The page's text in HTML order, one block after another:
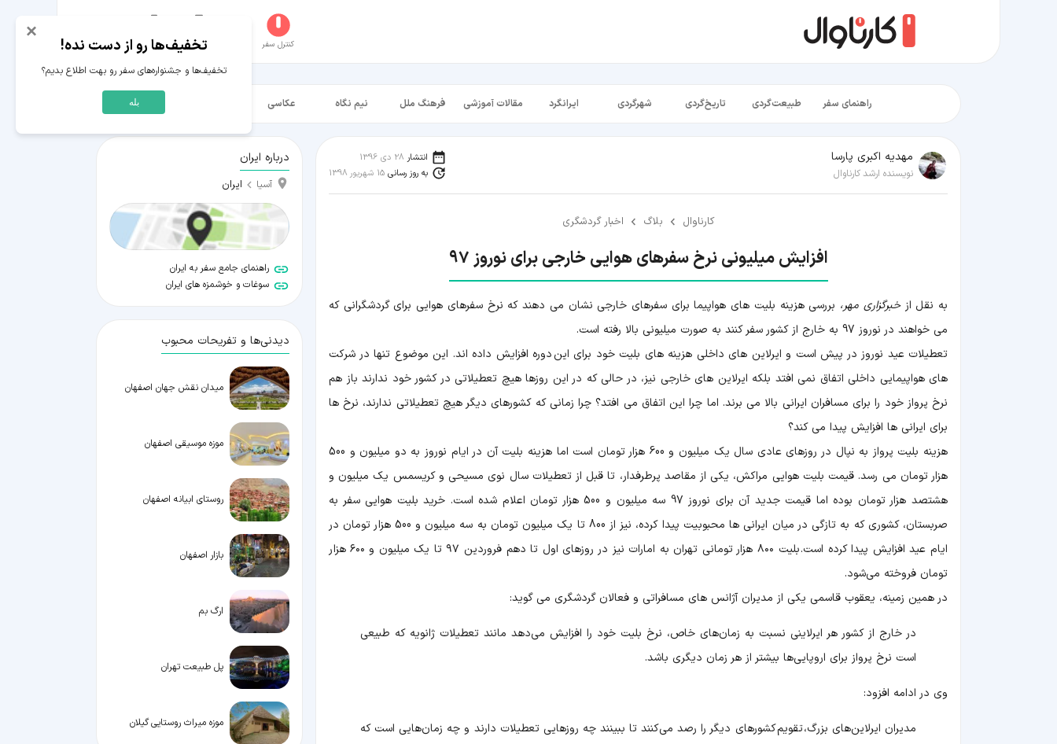
کنترل سفر عکاسخانه سفر‌های من حساب کاربری
راهنمای سفر طبیعت‌گردی تاریخ‌گردی شهرگردی ایرانگرد مقالات آموزشی فرهنگ ملل نیم نگاه عکاسی
مهدیه اکبری پارسا
نویسنده ارشد کارناوال
انتشار 28 دی 1396
به روز رسانی 15 شهریور 1398
کارناوال بلاگ اخبار گردشگری
افزایش میلیونی نرخ سفرهای هوایی خارجی برای نوروز ۹۷
به نقل ازخبرگزاری مهر، بررسی هزینه بلیت های هواپیما برای سفرهای خارجی نشان می دهند که نرخ سفرهای هوایی برای گردشگرانی که
می خواهند در نوروز 97 به خارج از کشور سفر کنند به صورت میلیونی بالا رفته است.
تعطیلات عید نوروز در پیش است و ایرلاین های داخلی هزینه های بلیت خود برای این دوره افزایش داده اند. این موضوع تنها در شرکت
های هواپیمایی داخلی اتفاق نمی افتد بلکه ایرلاین های خارجی نیز، در حالی که در این روزها هیچ تعطیلاتی در کشور خود ندارند باز هم
نرخ پرواز خود را برای مسافران ایرانی بالا می برند. اما چرا این اتفاق می افتد؟ چرا زمانی که کشورهای دیگر هیچ تعطیلاتی ندارند، نرخ ها
برای ایرانی ها افزایش پیدا می کند؟
هزینه بلیت پرواز به نپال در روزهای عادی سال یک میلیون و 600 هزار تومان است اما هزینه بلیت آن در ایام نوروز به دو میلیون و 500
هزار تومان می رسد. قیمت بلیت هوایی مراکش، یکی از مقاصد پرطرفدار، تا قبل از تعطیلات سال نوی مسیحی و کریسمس یک میلیون و
هشتصد هزار تومان بوده اما قیمت جدید آن برای نوروز 97 سه میلیون و 500 هزار تومان اعلام شده است. خرید بلیت هوایی سفر به
صربستان،‌ کشوری که به تازگی در میان ایرانی ها محبوبیت پیدا کرده، نیز از 800 تا یک میلیون تومان به سه میلیون و 500 هزار تومان در
ایام عید افزایش پیدا کرده است. بلیت ۸۰۰ هزار تومانی تهران به امارات نیز در روزهای اول تا دهم فروردین ۹۷ تا یک میلیون و ۶۰۰ هزار
تومان فروخته می‌شود.
در همین زمینه،‌ یعقوب قاسمی یکی از مدیران آژانس های مسافراتی و فعالان گردشگری می گوید:
در خارج از کشور هر ایرلاینی نسبت به زمان‌های خاص، نرخ بلیت خود را افزایش می‌دهد مانند تعطیلات ژانویه که طبیعی
است نرخ پرواز برای اروپایی‌ها بیشتر از هر زمان دیگری باشد.
وی در ادامه افزود:
مدیران ایرلاین‌های بزرگ، تقویم کشورهای دیگر را رصد می‌کنند تا ببینند چه روزهایی تعطیلات دارند و چه زمان‌هایی است که
درباره ایران
آسیا ایران
راهنمای جامع سفر به ایران
سوغات و خوشمزه های ایران
دیدنی‌ها و تفریحات محبوب
میدان نقش جهان اصفهان
موزه موسیقی اصفهان
روستای ابیانه اصفهان
بازار اصفهان
ارگ بم
پل طبیعت تهران
موزه میراث روستایی گیلان
×
تخفیف‌ها رو از دست نده!
تخفیف‌ها و جشنواره‌های سفر رو بهت اطلاع بدیم؟
بله